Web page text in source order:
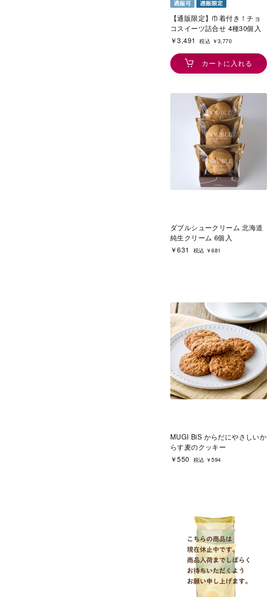
【通販限定】巾着付き！チョ
コスイーツ詰合せ 4種30個入
￥3,491
税込 ￥3,770
カートに入れる
ダブルシュークリーム 北海道
純生クリーム 6個入
￥631
税込 ￥681
MUGI BiS からだにやさしいか
らす麦のクッキー
￥550
税込 ￥594